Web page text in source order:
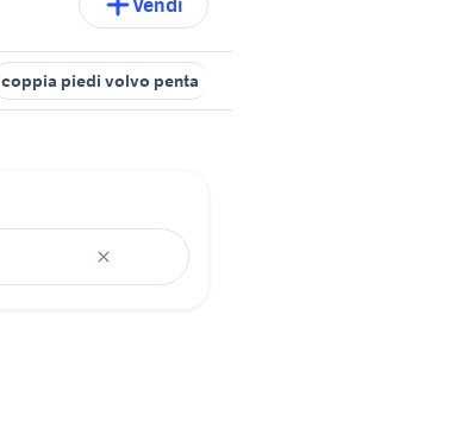
Vendi
coppia piedi volvo penta